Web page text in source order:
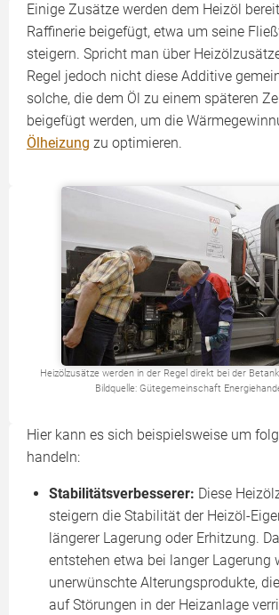
Einige Zusätze werden dem Heizöl
Raffinerie beigefügt, etwa um seine
steigern. Spricht man über
Regel jedoch nicht diese Additive
solche, die dem Öl zu einem späteren
beigefügt werden, um die
Ölheizung zu optimieren.
Heizölzusätze werden in der Regel direkt bei der
Bildquelle: Gütegemeinschaft
Hier kann es sich beispielsweise um
handeln:
Stabilitätsverbesserer: Diese
steigern die Stabilität der Heizöl-
längerer Lagerung oder Erhitzung.
entstehen etwa bei langer Lagerung
unerwünschte Alterungsprodukte,
auf Störungen in der Heizanlage